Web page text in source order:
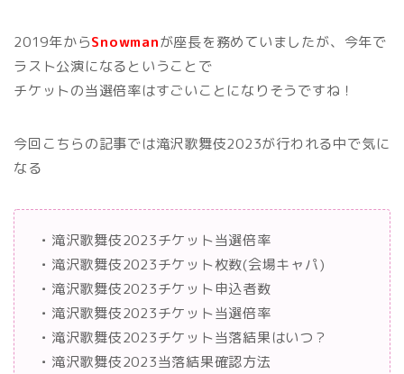
2019年からSnowmanが座長を務めていましたが、今年で
ラスト公演になるということで
チケットの当選倍率はすごいことになりそうですね！
今回こちらの記事では滝沢歌舞伎2023が行われる中で気に
なる
・ 滝沢歌舞伎2023チケット当選倍率
・ 滝沢歌舞伎2023チケット枚数(会場キャパ)
・ 滝沢歌舞伎2023チケット申込者数
・ 滝沢歌舞伎2023チケット当選倍率
・ 滝沢歌舞伎2023チケット当落結果はいつ？
・ 滝沢歌舞伎2023当落結果確認方法